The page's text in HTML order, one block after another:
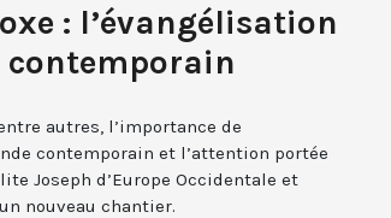
: l’évangélisation
contemporain
autres, l’importance de
contemporain et l’attention portée
Joseph d’Europe Occidentale et
nouveau chantier.